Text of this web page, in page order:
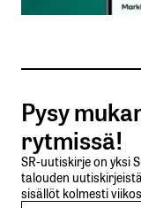
Tilaa
Lähetä
Pysy
rytmissä!
SR-uutiskirje on yksi
talouden
sisällöt kolmesti